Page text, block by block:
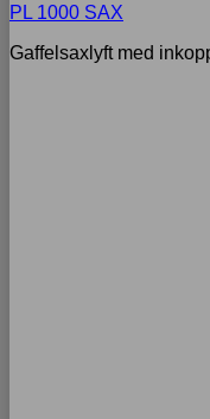
PL 1000 SAX
Gaffelsaxlyft med